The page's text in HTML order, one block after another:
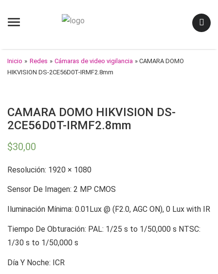
Menu
Inicio » Redes » Cámaras de video vigilancia » CAMARA DOMO
HIKVISION DS-2CE56D0T-IRMF2.8mm
CAMARA DOMO HIKVISION DS-
2CE56D0T-IRMF2.8mm
$30,00
Resolución: 1920 × 1080
Sensor De Imagen: 2 MP CMOS
Iluminación Mínima: 0.01Lux @ (F2.0, AGC ON), 0 Lux with IR
Tiempo De Obturación: PAL: 1/25 s to 1/50,000 s NTSC:
1/30 s to 1/50,000 s
Día Y Noche: ICR